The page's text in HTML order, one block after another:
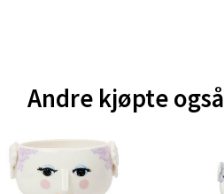
Andre kjøpte også